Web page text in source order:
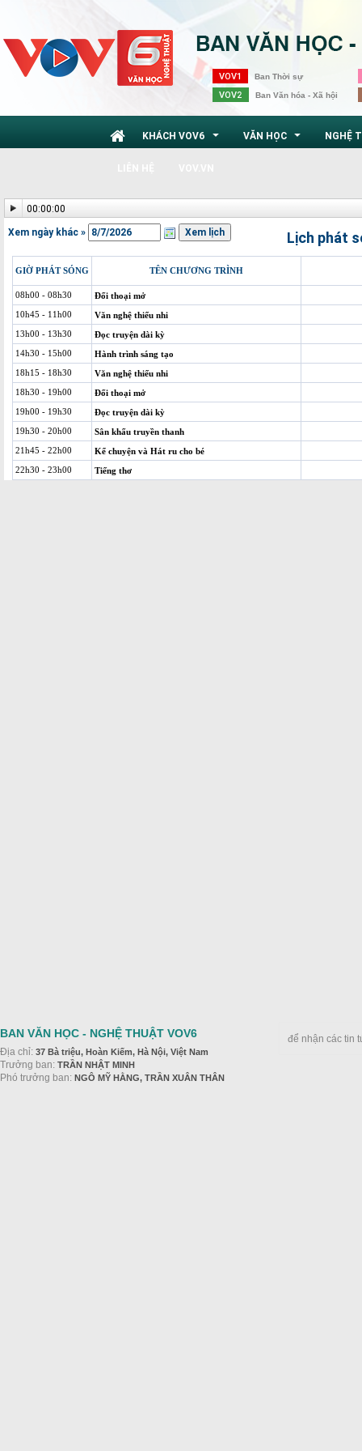
VOV1 Ban Thời sự
VOV2 Ban Văn hóa - Xã hội
KHÁCH VOV6 VĂN HỌC NGHỆ
00:00:00
Xem ngày khác » Lịch phát
GIỜ PHÁT SÓNG TÊN CHƯƠNG TRÌNH
08h00 - 08h30
Đối thoại mở
10h45 - 11h00
Văn nghệ thiếu nhi
13h00 - 13h30
Đọc truyện dài kỳ
14h30 - 15h00
Hành trình sáng tạo
18h15 - 18h30
Văn nghệ thiếu nhi
18h30 - 19h00
Đối thoại mở
19h00 - 19h30
Đọc truyện dài kỳ
19h30 - 20h00
Sân khấu truyền thanh
21h45 - 22h00
Kể chuyện và Hát ru cho bé
22h30 - 23h00
Tiếng thơ
BAN VĂN HỌC - NGHỆ THUẬT VOV6
Địa chỉ: 37 Bà triệu, Hoàn Kiếm, Hà Nội, Việt Nam
Trưởng ban: TRẦN NHẬT MINH
Phó trưởng ban: NGÔ MỸ HẰNG, TRẦN XUÂN THÂN
để nhận các tin